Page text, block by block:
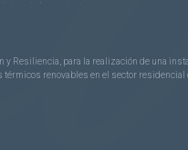
y Resiliencia, para la realización de una
renovables en el sector